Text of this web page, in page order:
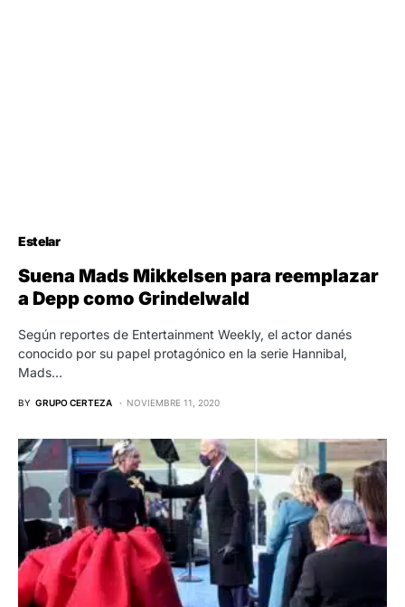
Estelar
Suena Mads Mikkelsen para reemplazar
a Depp como Grindelwald
Según reportes de Entertainment Weekly, el actor danés
conocido por su papel protagónico en la serie Hannibal,
Mads…
BY GRUPO CERTEZA NOVIEMBRE 11, 2020